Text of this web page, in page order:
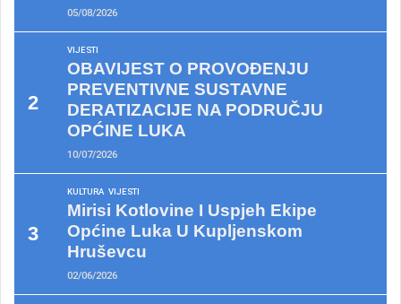
05/08/2026
VIJESTI
OBAVIJEST O PROVOĐENJU
PREVENTIVNE SUSTAVNE
DERATIZACIJE NA PODRUČJU
OPĆINE LUKA
10/07/2026
KULTURA VIJESTI
Mirisi Kotlovine I Uspjeh Ekipe
Općine Luka U Kupljenskom
Hruševcu
02/06/2026